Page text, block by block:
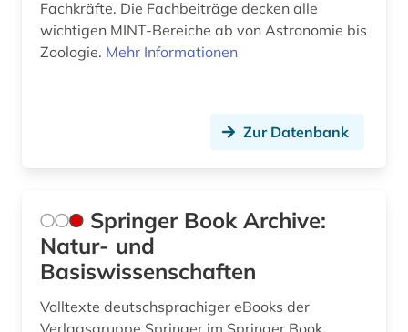
Fachkräfte. Die Fachbeiträge decken alle
wichtigen MINT-Bereiche ab von Astronomie bis
Zoologie. Mehr Informationen
Zur Datenbank
Springer Book Archive:
Natur- und
Basiswissenschaften
Volltexte deutschsprachiger eBooks der